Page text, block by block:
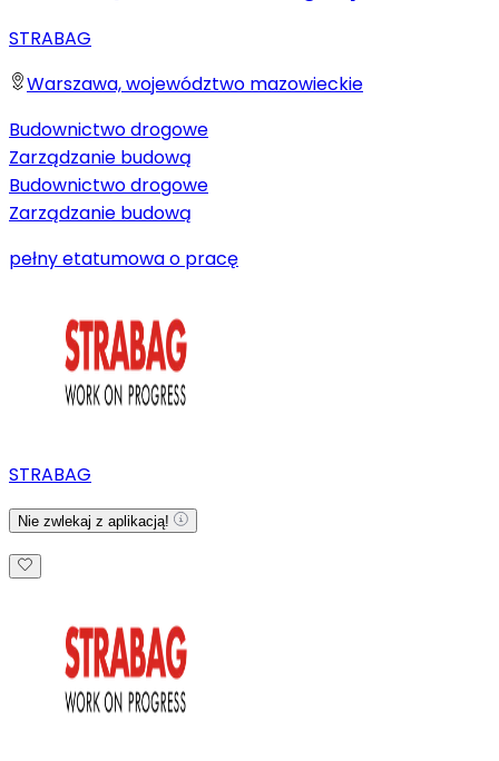
STRABAG
Warszawa, województwo mazowieckie
Budownictwo drogowe
Zarządzanie budową
Budownictwo drogowe
Zarządzanie budową
pełny etatumowa o pracę
STRABAG
Nie zwlekaj z aplikacją!